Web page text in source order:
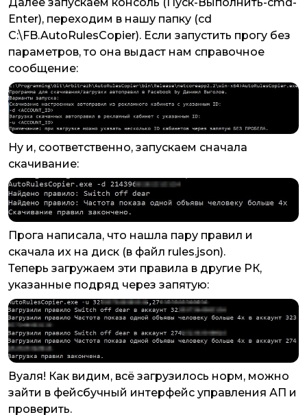
Enter), переходим в нашу папку (cd
C:\FB.AutoRulesCopier). Если запустить прогу без
параметров, то она выдаст нам справочное
сообщение:
Ну и, соответственно, запускаем сначала
скачивание:
Прога написала, что нашла пару правил и
скачала их на диск (в файл rules.json).
Теперь загружаем эти правила в другие РК,
указанные подряд через запятую:
Вуаля! Как видим, всё загрузилось норм, можно
зайти в фейсбучный интерфейс управления АП и
проверить.